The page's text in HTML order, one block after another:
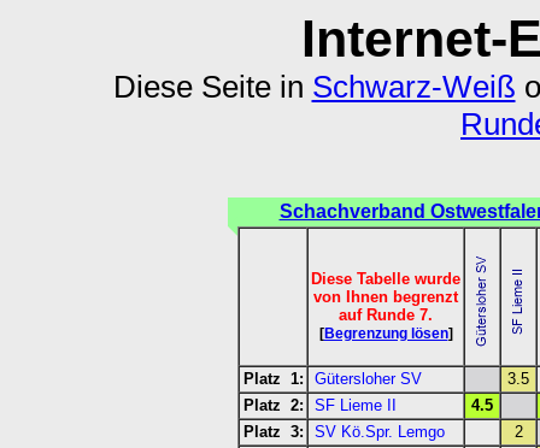
Internet-
Diese Seite in Schwarz-Weiß
Schachverband
Diese Tabelle wurde
von Ihnen begrenzt
auf Runde 7.
[Begrenzung lösen]
Platz 1: Gütersloher SV
3.5
Platz 2:
SF Lieme II
4.5
Platz 3:
SV Kö.Spr. Lemgo
2